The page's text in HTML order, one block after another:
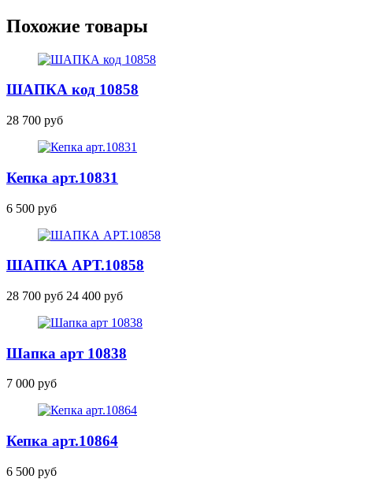
Похожие товары
ШАПКА код 10858
28 700 руб
Кепка арт.10831
6 500 руб
ШАПКА АРТ.10858
28 700 руб 24 400 руб
Шапка арт 10838
7 000 руб
Кепка арт.10864
6 500 руб